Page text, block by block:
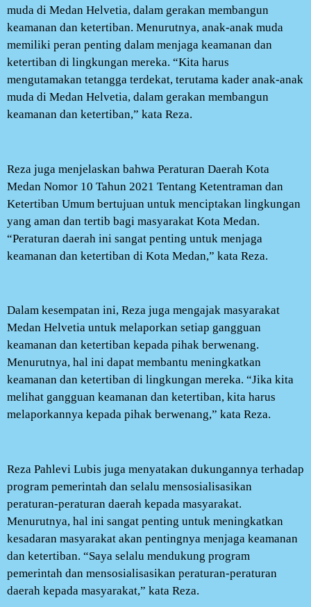
muda di Medan Helvetia, dalam gerakan membangun
keamanan dan ketertiban. Menurutnya, anak-anak muda
memiliki peran penting dalam menjaga keamanan dan
ketertiban di lingkungan mereka. “Kita harus
mengutamakan tetangga terdekat, terutama kader anak-anak
muda di Medan Helvetia, dalam gerakan membangun
keamanan dan ketertiban,” kata Reza.
Reza juga menjelaskan bahwa Peraturan Daerah Kota
Medan Nomor 10 Tahun 2021 Tentang Ketentraman dan
Ketertiban Umum bertujuan untuk menciptakan lingkungan
yang aman dan tertib bagi masyarakat Kota Medan.
“Peraturan daerah ini sangat penting untuk menjaga
keamanan dan ketertiban di Kota Medan,” kata Reza.
Dalam kesempatan ini, Reza juga mengajak masyarakat
Medan Helvetia untuk melaporkan setiap gangguan
keamanan dan ketertiban kepada pihak berwenang.
Menurutnya, hal ini dapat membantu meningkatkan
keamanan dan ketertiban di lingkungan mereka. “Jika kita
melihat gangguan keamanan dan ketertiban, kita harus
melaporkannya kepada pihak berwenang,” kata Reza.
Reza Pahlevi Lubis juga menyatakan dukungannya terhadap
program pemerintah dan selalu mensosialisasikan
peraturan-peraturan daerah kepada masyarakat.
Menurutnya, hal ini sangat penting untuk meningkatkan
kesadaran masyarakat akan pentingnya menjaga keamanan
dan ketertiban. “Saya selalu mendukung program
pemerintah dan mensosialisasikan peraturan-peraturan
daerah kepada masyarakat,” kata Reza.